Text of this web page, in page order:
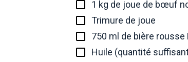
1 kg de joue de bœuf
Trimure de joue
750 ml de bière rousse
Huile (quantité